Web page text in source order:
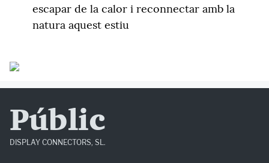
escapar de la calor i reconnectar amb la
natura aquest estiu
Públic
DISPLAY CONNECTORS, SL.